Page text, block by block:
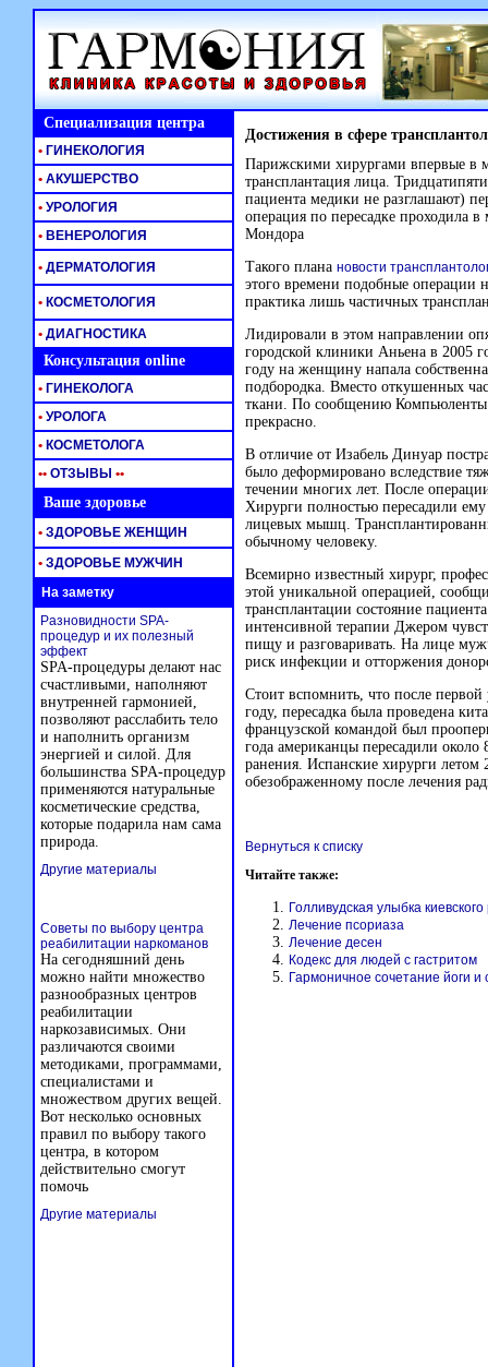
Специализация центра Достижения в сфере
Парижскими хирургами впервые в
трансплантация лица.
пациента медики не разглашают)
операция по пересадке проходила
Мондора
Такого плана новости
этого времени подобные операции
практика лишь частичных
Лидировали в этом направлении
городской клиники Аньена в 2005
году на женщину напала
подбородка. Вместо откушенных
ткани. По сообщению Компьюленты
прекрасно.
В отличие от Изабель Динуар
было деформировано вследствие
течении многих лет. После
Хирурги полностью пересадили
лицевых мышц.
обычному человеку.
Всемирно известный хирург,
этой уникальной операцией,
трансплантации состояние
интенсивной терапии Джером
пищу и разговаривать. На лице
риск инфекции и отторжения
Стоит вспомнить, что после
году, пересадка была проведена
французской командой был
года американцы пересадили
ранения. Испанские хирурги
обезображенному после лечения
Вернуться к списку
Читайте также:
Голливудская улыбка
Лечение псориаза
Лечение десен
Кодекс для людей с гастритом
Гармоничное сочетание йоги
• ГИНЕКОЛОГИЯ
• АКУШЕРСТВО
• УРОЛОГИЯ
• ВЕНЕРОЛОГИЯ
• ДЕРМАТОЛОГИЯ
• КОСМЕТОЛОГИЯ
• ДИАГНОСТИКА
Консультация online
• ГИНЕКОЛОГА
• УРОЛОГА
• КОСМЕТОЛОГА
•• ОТЗЫВЫ ••
Ваше здоровье
• ЗДОРОВЬЕ ЖЕНЩИН
• ЗДОРОВЬЕ МУЖЧИН
На заметку
Разновидности SPA-
процедур и их полезный
эффект
SPA-процедуры делают нас
счастливыми, наполняют
внутренней гармонией,
позволяют расслабить тело
и наполнить организм
энергией и силой. Для
большинства SPA-процедур
применяются натуральные
косметические средства,
которые подарила нам сама
природа.
Другие материалы
Советы по выбору центра
реабилитации наркоманов
На сегодняшний день
можно найти множество
разнообразных центров
реабилитации
наркозависимых. Они
различаются своими
методиками, программами,
специалистами и
множеством других вещей.
Вот несколько основных
правил по выбору такого
центра, в котором
действительно смогут
помочь
Другие материалы